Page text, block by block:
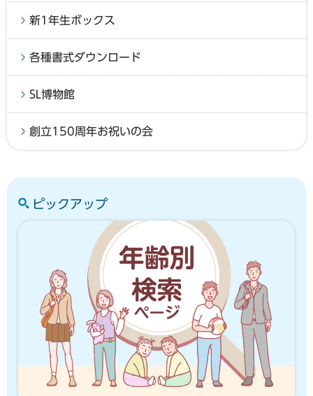
新1年生ボックス
各種書式ダウンロード
SL博物館
創立150周年お祝いの会
ピックアップ